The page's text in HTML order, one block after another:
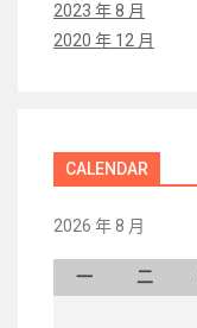
2023 年 8 月
2020 年 12 月
CALENDAR
2026 年 8 月
一 二